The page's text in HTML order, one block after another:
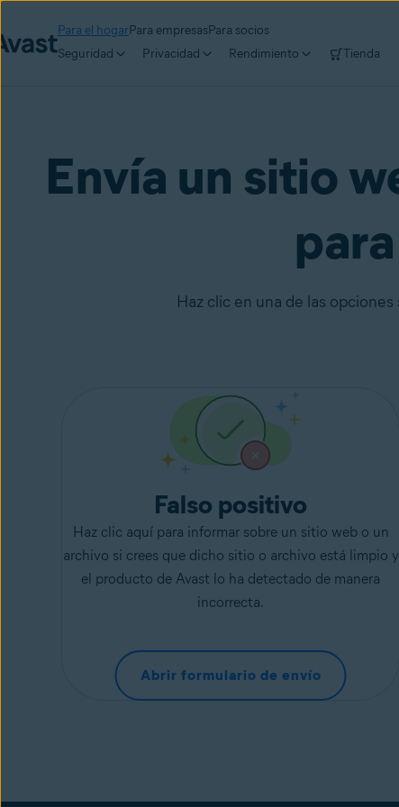
Para el hogarPara empresasPara socios
Seguridad
Privacidad Rendimiento Tienda
Envía un sitio
Haz clic en una de las
Falso positivo
Haz clic aquí para informar sobre un sitio web o un
archivo si crees que dicho sitio o archivo está limpio y
el producto de Avast lo ha detectado de manera
incorrecta.
Abrir formulario de envío